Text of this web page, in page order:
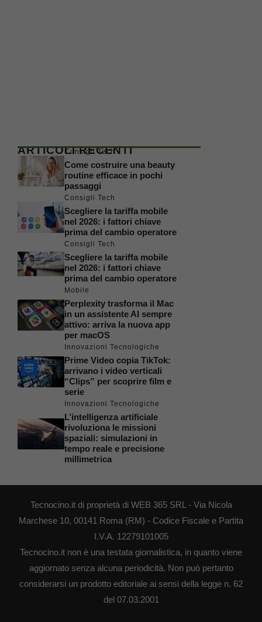
ARTICOLI RECENTI
Consigli Tech
Come costruire una beauty
routine efficace in pochi
passaggi
Consigli Tech
Scegliere la tariffa mobile
nel 2026: i fattori chiave
prima del cambio operatore
Consigli Tech
Scegliere la tariffa mobile
nel 2026: i fattori chiave
prima del cambio operatore
Mobile
Perplexity trasforma il Mac
in un assistente AI sempre
attivo: arriva la nuova app
per macOS
Innovazioni Tecnologiche
Prime Video copia TikTok:
arrivano i video verticali
“Clips” per scoprire film e
serie
Innovazioni Tecnologiche
L’intelligenza artificiale
rivoluziona le missioni
spaziali: simulazioni in
tempo reale e precisione
millimetrica
Tecnocino.it di proprietà di WEB 365 SRL - Via Nicola
Marchese 10, 00141 Roma (RM) - Codice Fiscale e Partita
I.V.A. 12279101005
Tecnocino.it non è una testata giornalistica, in quanto viene
aggiornato senza alcuna periodicità. Non può pertanto
considerarsi un prodotto editoriale ai sensi della legge n. 62
del 07.03.2001